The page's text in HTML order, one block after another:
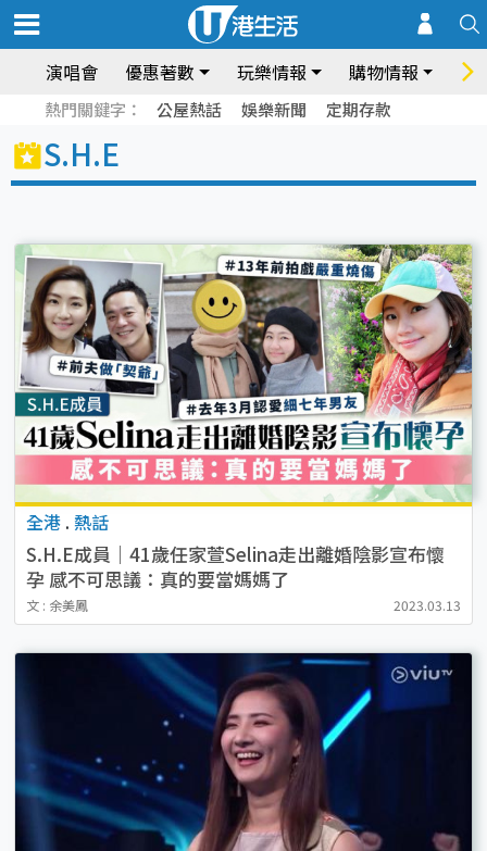
演唱會 優惠著數 玩樂情報 購物情報 飲
熱門關鍵字： 公屋熱話 娛樂新聞 定期存款
S.H.E
全港 . 熱話
S.H.E成員｜41歲任家萱Selina走出離婚陰影宣布懷
孕 感不可思議：真的要當媽媽了
文 : 余美鳳 2023.03.13